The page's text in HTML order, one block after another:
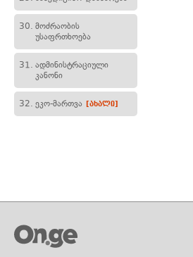
30. მოძრაობის
უსაფრთხოება
31. ადმინისტრაციული
კანონი
32. ეკო-მართვა [ახალი]